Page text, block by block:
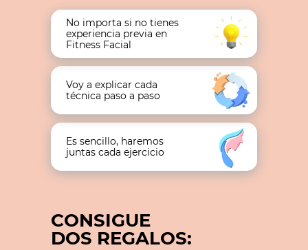
Es sencillo, haremos
juntas cada ejercicio
Voy a explicar cada
técnica paso a paso
No importa si no tienes
experiencia previa en
Fitness Facial
CONSIGUE
DOS REGALOS: